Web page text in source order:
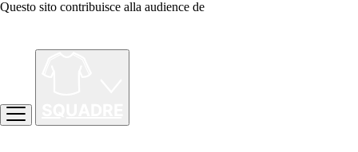
Questo sito contribuisce alla audience de